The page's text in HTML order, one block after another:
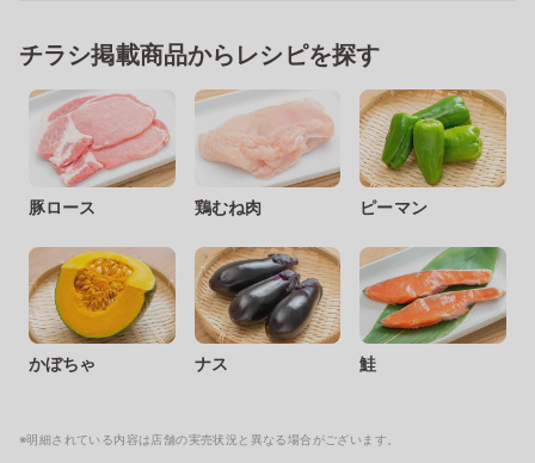
チラシ掲載商品からレシピを探す
豚ロース 鶏むね肉 ピーマン
かぼちゃ ナス 鮭
※明細されている内容は店舗の実売状況と異なる場合がございます。